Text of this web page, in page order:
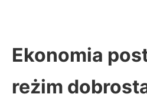
Ekonomia
reżim